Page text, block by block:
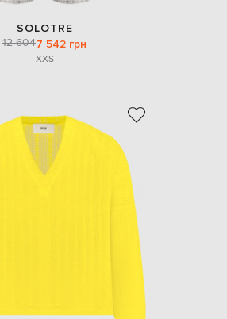
SOLOTRE
12 6047 542 грн
XXS